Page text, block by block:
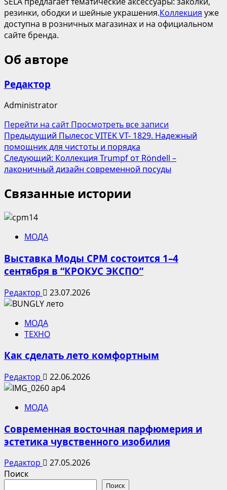
резинки, ободки и шейные украшения.Коллекция уже
доступна в розничных магазинах и на официальном
сайте бренда.
Об авторе
Редактор
Administrator
Перейти на сайтПросмотреть все записи
Навигация
записи
Предыдущий Пылесос VITEK VT- 1829. Надежный
помощник для чистоты и порядка
Следующий: Коллекция Trumpf от Röndell –
лаконичный дизайн современной посуды
Связанные истории
МОДА
Выставка Моды CPM состоится 1–4
сентября в “КРОКУС ЭКСПО”
Редактор 23.07.2026
МОДА
ТЕХНО
Как сделать лето комфортным
Редактор 22.06.2026
МОДА
Современная восточная парфюмерия и
эстетика чувственного изобилия
Редактор
27.05.2026
Поиск
Поиск